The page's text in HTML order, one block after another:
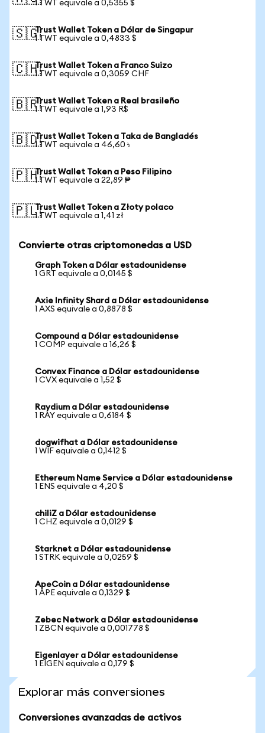
1 TWT equivale a 0,5355 $
🇸🇬Trust Wallet Token a Dólar de Singapur
1 TWT equivale a 0,4833 $
🇨🇭Trust Wallet Token a Franco Suizo
1 TWT equivale a 0,3059 CHF
🇧🇷Trust Wallet Token a Real brasileño
1 TWT equivale a 1,93 R$
🇧🇩Trust Wallet Token a Taka de Bangladés
1 TWT equivale a 46,60 ৳
🇵🇭Trust Wallet Token a Peso Filipino
1 TWT equivale a 22,89 ₱
🇵🇱Trust Wallet Token a Złoty polaco
1 TWT equivale a 1,41 zł
Convierte otras criptomonedas a USD
Graph Token a Dólar estadounidense
1 GRT equivale a 0,0145 $
Axie Infinity Shard a Dólar estadounidense
1 AXS equivale a 0,8878 $
Compound a Dólar estadounidense
1 COMP equivale a 16,26 $
Convex Finance a Dólar estadounidense
1 CVX equivale a 1,52 $
Raydium a Dólar estadounidense
1 RAY equivale a 0,6184 $
dogwifhat a Dólar estadounidense
1 WIF equivale a 0,1412 $
Ethereum Name Service a Dólar estadounidense
1 ENS equivale a 4,20 $
chiliZ a Dólar estadounidense
1 CHZ equivale a 0,0129 $
Starknet a Dólar estadounidense
1 STRK equivale a 0,0259 $
ApeCoin a Dólar estadounidense
1 APE equivale a 0,1329 $
Zebec Network a Dólar estadounidense
1 ZBCN equivale a 0,001778 $
Eigenlayer a Dólar estadounidense
1 EIGEN equivale a 0,179 $
Explorar más conversiones
Conversiones avanzadas de activos